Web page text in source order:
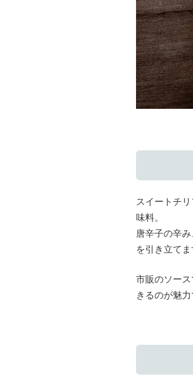
スイートチ
味料。
唐辛子の辛
を引き立てま
市販のソー
きるのが魅力